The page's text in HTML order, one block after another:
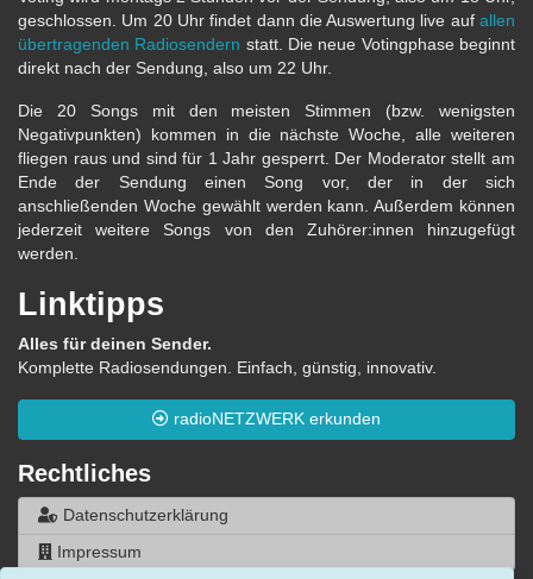
geschlossen. Um 20 Uhr findet dann die Auswertung live auf allen
übertragenden Radiosendern statt. Die neue Votingphase beginnt
direkt nach der Sendung, also um 22 Uhr.
Die 20 Songs mit den meisten Stimmen (bzw. wenigsten
Negativpunkten) kommen in die nächste Woche, alle weiteren
fliegen raus und sind für 1 Jahr gesperrt. Der Moderator stellt am
Ende der Sendung einen Song vor, der in der sich
anschließenden Woche gewählt werden kann. Außerdem können
jederzeit weitere Songs von den Zuhörer:innen hinzugefügt
werden.
Linktipps
Alles für deinen Sender.
Komplette Radiosendungen. Einfach, günstig, innovativ.
radioNETZWERK erkunden
Rechtliches
Datenschutzerklärung
Impressum